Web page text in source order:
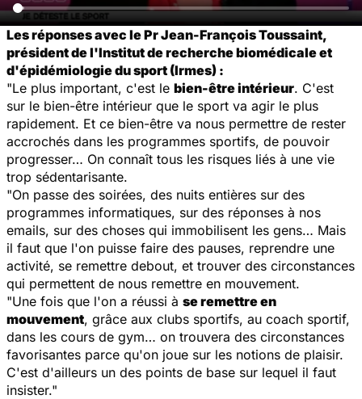
Les réponses avec le Pr Jean-François Toussaint,
président de l'Institut de recherche biomédicale et
d'épidémiologie du sport (Irmes) :
"Le plus important, c'est le bien-être intérieur. C'est
sur le bien-être intérieur que le sport va agir le plus
rapidement. Et ce bien-être va nous permettre de rester
accrochés dans les programmes sportifs, de pouvoir
progresser… On connaît tous les risques liés à une vie
trop sédentarisante.
"On passe des soirées, des nuits entières sur des
programmes informatiques, sur des réponses à nos
emails, sur des choses qui immobilisent les gens… Mais
il faut que l'on puisse faire des pauses, reprendre une
activité, se remettre debout, et trouver des circonstances
qui permettent de nous remettre en mouvement.
"Une fois que l'on a réussi à se remettre en
mouvement, grâce aux clubs sportifs, au coach sportif,
dans les cours de gym… on trouvera des circonstances
favorisantes parce qu'on joue sur les notions de plaisir.
C'est d'ailleurs un des points de base sur lequel il faut
insister."